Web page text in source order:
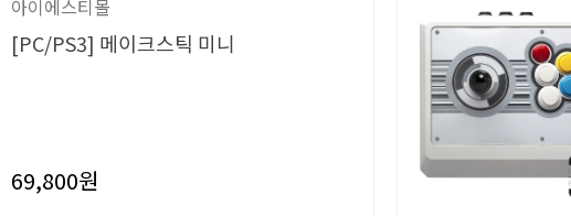
아이에스티몰
[PC/PS3] 메이크스틱 미니
69,800원